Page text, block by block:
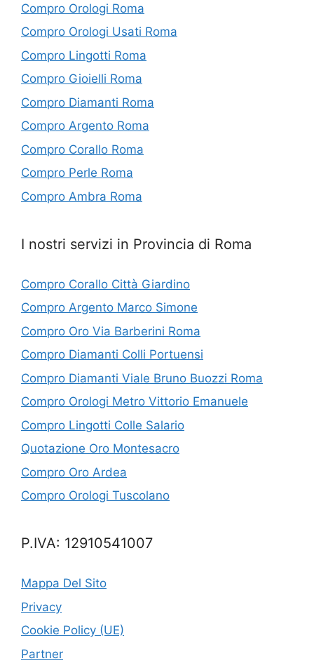
Compro Orologi Roma
Compro Orologi Usati Roma
Compro Lingotti Roma
Compro Gioielli Roma
Compro Diamanti Roma
Compro Argento Roma
Compro Corallo Roma
Compro Perle Roma
Compro Ambra Roma
I nostri servizi in Provincia di Roma
Compro Corallo Città Giardino
Compro Argento Marco Simone
Compro Oro Via Barberini Roma
Compro Diamanti Colli Portuensi
Compro Diamanti Viale Bruno Buozzi Roma
Compro Orologi Metro Vittorio Emanuele
Compro Lingotti Colle Salario
Quotazione Oro Montesacro
Compro Oro Ardea
Compro Orologi Tuscolano
P.IVA: 12910541007
Mappa Del Sito
Privacy
Cookie Policy (UE)
Partner